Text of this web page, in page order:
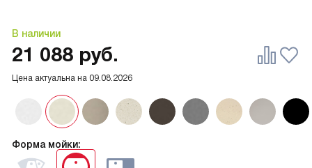
В наличии
Форма мойки:
Цена актуальна на 09.08.2026
21 088 руб.